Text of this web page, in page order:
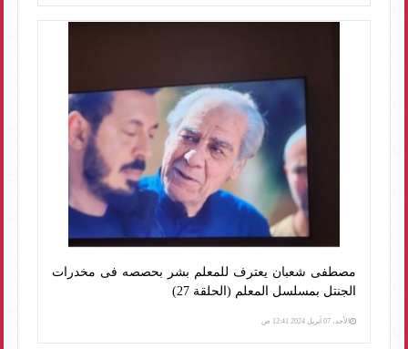
مصطفى شعبان يعترف للمعلم بشر بحصصه فى مخدرات
الجنتل بمسلسل المعلم (الحلقة 27)
الأحد، 07 أبريل 2024 12:41 ص